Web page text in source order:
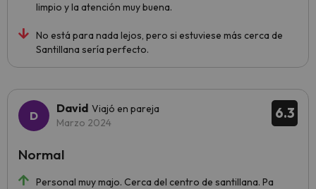
limpio y la atención muy buena.
No está para nada lejos, pero si estuviese más cerca de
Santillana sería perfecto.
6.3
David Viajó en pareja
Marzo 2024
Personal muy majo. Cerca del centro de santillana. Pa
Normal